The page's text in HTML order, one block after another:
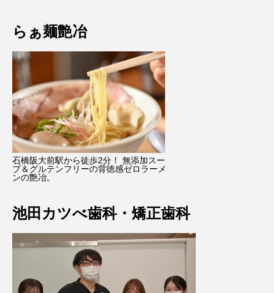
らぁ麺艶冶
石橋阪大前駅から徒歩2分！ 無添加スー
プ＆グルテンフリーの背徳感ゼロラーメ
ンの艶冶。
池田カツべ歯科・矯正歯科